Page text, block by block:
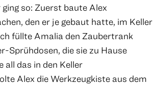
so: Zuerst baute Alex
den er je gebaut hatte, im Keller
füllte Amalia den Zaubertrank
Sprühdosen, die sie zu Hause
all das in den Keller
Alex die Werkzeugkiste aus dem